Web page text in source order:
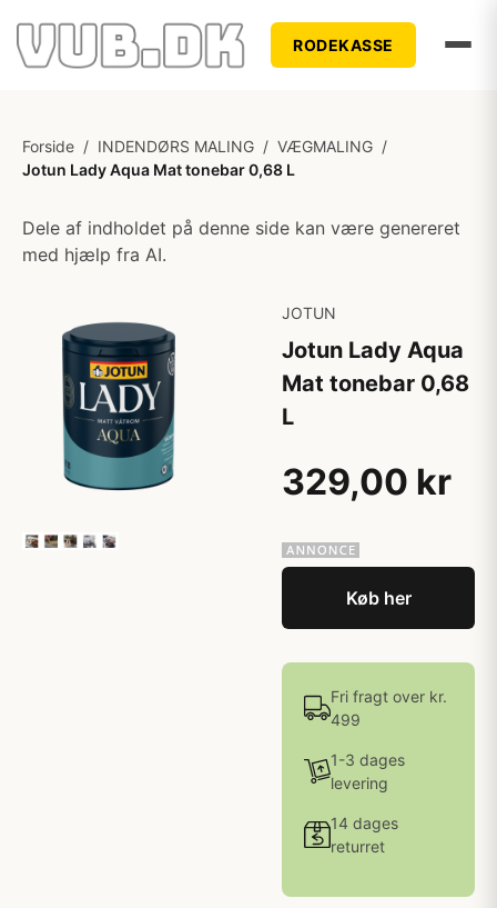
RODEKASSE
Forside / INDENDØRS MALING / VÆGMALING /
Jotun Lady Aqua Mat tonebar 0,68 L
Dele af indholdet på denne side kan være genereret
med hjælp fra AI.
JOTUN
Jotun Lady Aqua
Mat tonebar 0,68
L
329,00 kr
Køb her
Fri fragt over kr.
499
1-3 dages
levering
14 dages
returret